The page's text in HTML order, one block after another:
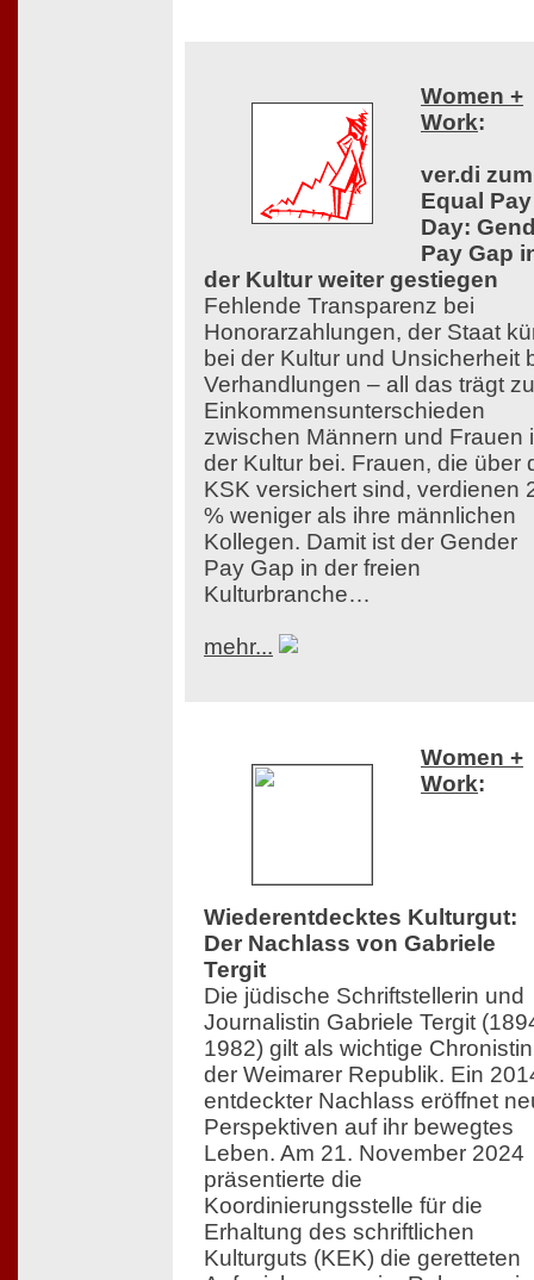
Women +
Work:
ver.di zum
Equal Pay
Day:
Pay Gap
der Kultur weiter gestiegen
Fehlende Transparenz bei
Honorarzahlungen, der Staat
bei der Kultur und Unsicherheit
Verhandlungen – all das trägt zu
Einkommensunterschieden
zwischen Männern und Frauen
der Kultur bei. Frauen, die über
KSK versichert sind, verdienen
% weniger als ihre männlichen
Kollegen. Damit ist der Gender
Pay Gap in der freien
Kulturbranche…
mehr...
Women +
Work:
Wiederentdecktes Kulturgut:
Der Nachlass von Gabriele
Tergit
Die jüdische Schriftstellerin und
Journalistin Gabriele Tergit
1982) gilt als wichtige Chronistin
der Weimarer Republik. Ein
entdeckter Nachlass eröffnet
Perspektiven auf ihr bewegtes
Leben. Am 21. November 2024
präsentierte die
Koordinierungsstelle für die
Erhaltung des schriftlichen
Kulturguts (KEK) die geretteten